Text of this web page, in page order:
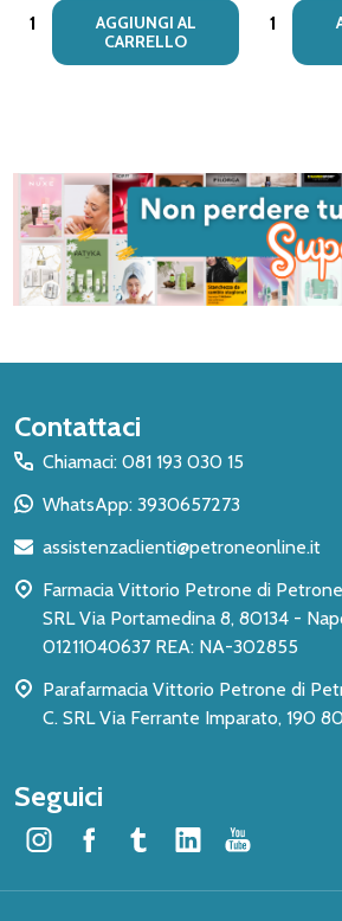
Quantità:
AGGIUNGI AL
CARRELLO
Quantità:
Inizio
del
piè
pagina
Contattaci
Chiamaci: 081 193 030 15
WhatsApp: 3930657273
assistenzaclienti@petroneonline.it
Farmacia Vittorio Petrone di
SRL Via Portamedina 8, 80134 - Napoli NA P.IVA:
01211040637 REA: NA-302855
Parafarmacia Vittorio Petrone di
C. SRL Via Ferrante Imparato, 190
Seguici